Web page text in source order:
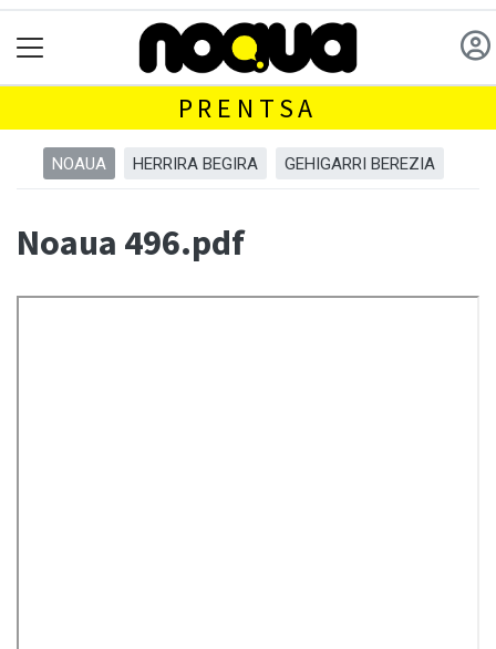
PRENTSA
NOAUA HERRIRA BEGIRA GEHIGARRI BEREZIA
Noaua 496.pdf